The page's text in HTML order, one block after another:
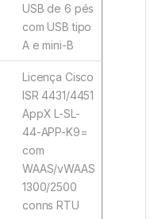
USB de 6 pés
com USB tipo
A e mini-B
Licença Cisco
ISR 4431/4451
AppX L-SL-
44-APP-K9=
com
WAAS/vWAAS
1300/2500
conns RTU